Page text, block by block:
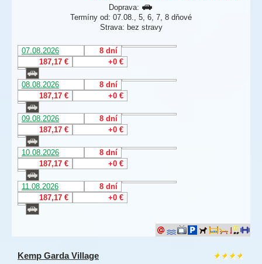
Doprava:
Termíny od: 07.08., 5, 6, 7, 8 dňové
Strava: bez stravy
07.08.2026
8 dní
187,17 €
+0 €
08.08.2026
8 dní
187,17 €
+0 €
09.08.2026
8 dní
187,17 €
+0 €
10.08.2026
8 dní
187,17 €
+0 €
11.08.2026
8 dní
187,17 €
+0 €
Kemp Garda Village